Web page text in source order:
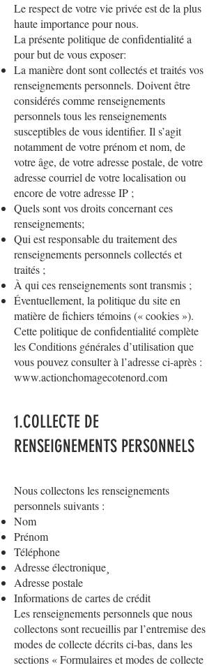
Le respect de votre vie privée est de la plus
haute importance pour nous.
La présente politique de confidentialité a
pour but de vous exposer:
La manière dont sont collectés et traités vos
renseignements personnels. Doivent être
considérés comme renseignements
personnels tous les renseignements
susceptibles de vous identifier. Il s’agit
notamment de votre prénom et nom, de
votre âge, de votre adresse postale, de votre
adresse courriel de votre localisation ou
encore de votre adresse IP ;
Quels sont vos droits concernant ces
renseignements;
Qui est responsable du traitement des
renseignements personnels collectés et
traités ;
À qui ces renseignements sont transmis ;
Éventuellement, la politique du site en
matière de fichiers témoins (« cookies »).
Cette politique de confidentialité complète
les Conditions générales d’utilisation que
vous pouvez consulter à l’adresse ci-après :
www.actionchomagecotenord.com
1.COLLECTE DE
RENSEIGNEMENTS PERSONNELS
Nous collectons les renseignements
personnels suivants :
Nom
Prénom
Téléphone
Adresse électronique¸
Adresse postale
Informations de cartes de crédit
Les renseignements personnels que nous
collectons sont recueillis par l’entremise des
modes de collecte décrits ci-bas, dans les
sections « Formulaires et modes de collecte